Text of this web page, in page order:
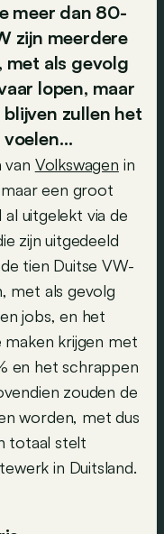
meer dan 80-
zijn meerdere
met als gevolg
lopen, maar
zullen het
voelen…
van Volkswagen in
een groot
uitgelekt via de
zijn uitgedeeld
tien Duitse VW-
met als gevolg
jobs, en het
krijgen met
en het schrappen
zouden de
worden, met dus
totaal stelt
in Duitsland.